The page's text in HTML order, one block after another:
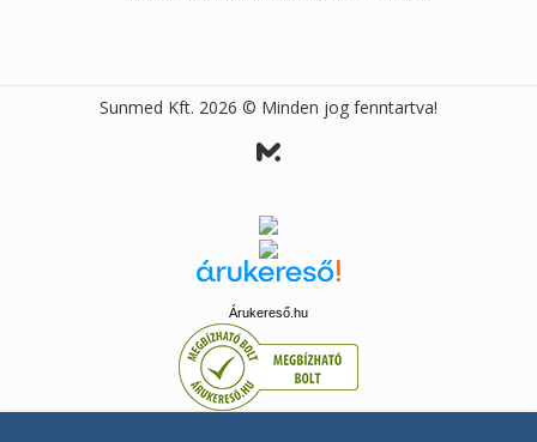
Sunmed Kft. 2026 © Minden jog fenntartva!
Árukereső.hu